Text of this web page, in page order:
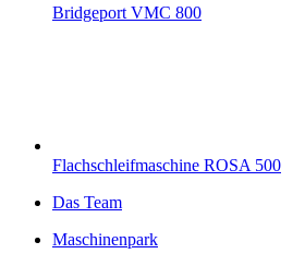
Bridgeport VMC 800
Flachschleifmaschine ROSA 500
Das Team
Maschinenpark